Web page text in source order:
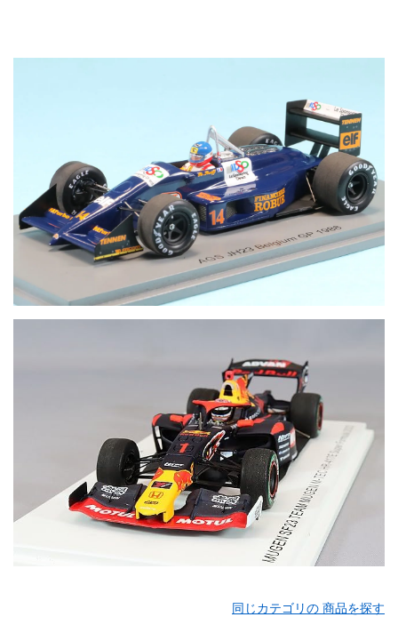
同じカテゴリの 商品を探す